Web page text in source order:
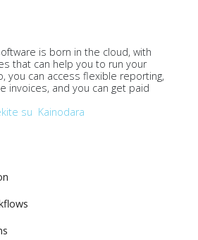
is born in the cloud, with
that can help you to run your
you can access flexible reporting,
invoices, and you can get paid
su Kainodara